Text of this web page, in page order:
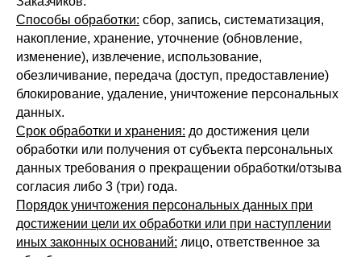
Способы обработки: сбор, запись, систематизация,
накопление, хранение, уточнение (обновление,
изменение), извлечение, использование,
обезличивание, передача (доступ, предоставление)
блокирование, удаление, уничтожение персональных
данных.
Срок обработки и хранения: до достижения цели
обработки или получения от субъекта персональных
данных требования о прекращении обработки/отзыва
согласия либо 3 (три) года.
Порядок уничтожения персональных данных при
достижении цели их обработки или при наступлении
иных законных оснований: лицо, ответственное за